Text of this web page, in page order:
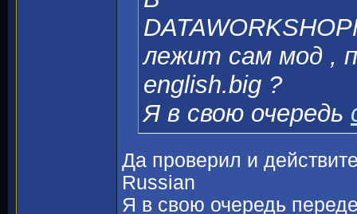
лежит сам мод ,
english.big ?
Я в свою очередь
Да проверил и
Russian
Я в свою очередь